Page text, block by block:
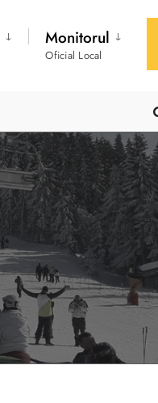
Monitorul
Oficial Local